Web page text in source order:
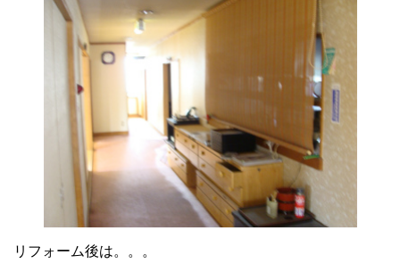
リフォーム後は。。。